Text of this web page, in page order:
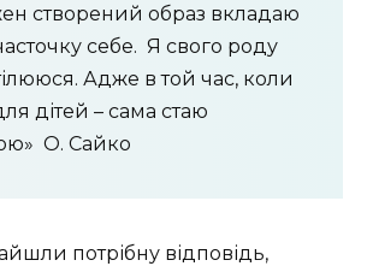
створений образ вкладаю
себе. Я свого роду
Адже в той час, коли
дітей – сама стаю
О. Сайко
потрібну відповідь,